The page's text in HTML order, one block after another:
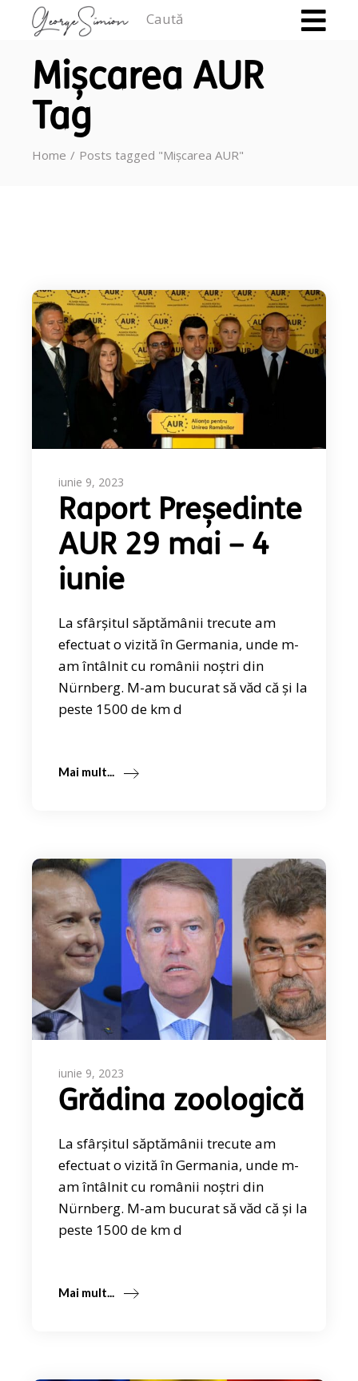
Mișcarea AUR
Tag
Home Posts tagged "Mișcarea AUR"
iunie 9, 2023
Raport Președinte
AUR 29 mai – 4
iunie
La sfârșitul săptămânii trecute am
efectuat o vizită în Germania, unde m-
am întâlnit cu românii noștri din
Nürnberg. M-am bucurat să văd că și la
peste 1500 de km d
Mai mult...
iunie 9, 2023
Grădina zoologică
La sfârșitul săptămânii trecute am
efectuat o vizită în Germania, unde m-
am întâlnit cu românii noștri din
Nürnberg. M-am bucurat să văd că și la
peste 1500 de km d
Mai mult...